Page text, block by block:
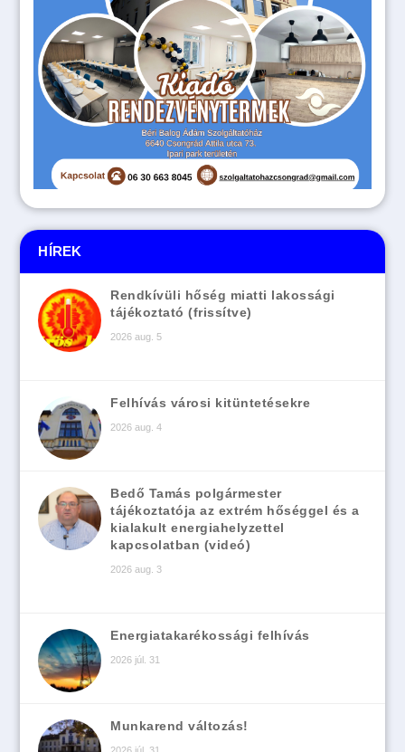
HÍREK
Rendkívüli hőség miatti lakossági
tájékoztató (frissítve)
2026 aug. 5
Felhívás városi kitüntetésekre
2026 aug. 4
Bedő Tamás polgármester
tájékoztatója az extrém hőséggel és a
kialakult energiahelyzettel
kapcsolatban (videó)
2026 aug. 3
Energiatakarékossági felhívás
2026 júl. 31
Munkarend változás!